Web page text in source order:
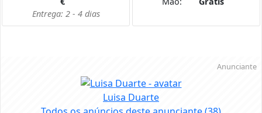
Entrega: 2 - 4 dias
Anunciante
Luisa Duarte